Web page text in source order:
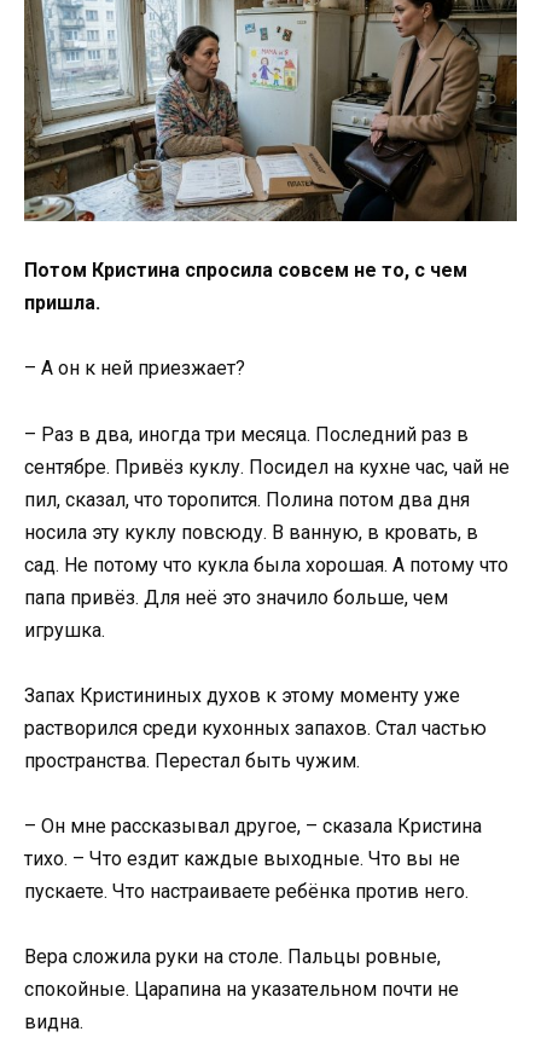
Потом Кристина спросила совсем не то, с чем
пришла.
– А он к ней приезжает?
– Раз в два, иногда три месяца. Последний раз в
сентябре. Привёз куклу. Посидел на кухне час, чай не
пил, сказал, что торопится. Полина потом два дня
носила эту куклу повсюду. В ванную, в кровать, в
сад. Не потому что кукла была хорошая. А потому что
папа привёз. Для неё это значило больше, чем
игрушка.
Запах Кристининых духов к этому моменту уже
растворился среди кухонных запахов. Стал частью
пространства. Перестал быть чужим.
– Он мне рассказывал другое, – сказала Кристина
тихо. – Что ездит каждые выходные. Что вы не
пускаете. Что настраиваете ребёнка против него.
Вера сложила руки на столе. Пальцы ровные,
спокойные. Царапина на указательном почти не
видна.